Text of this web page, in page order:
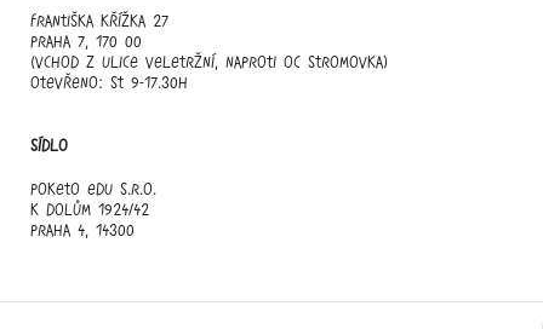
Františka Křížka 27
Praha 7, 170 00
(vchod z ulice Veletržní, naproti OC Stromovka)
otevřeno: st 9-17.30h
Sídlo
Poketo edu s.r.o.
K Dolům 1924/42
Praha 4, 14300